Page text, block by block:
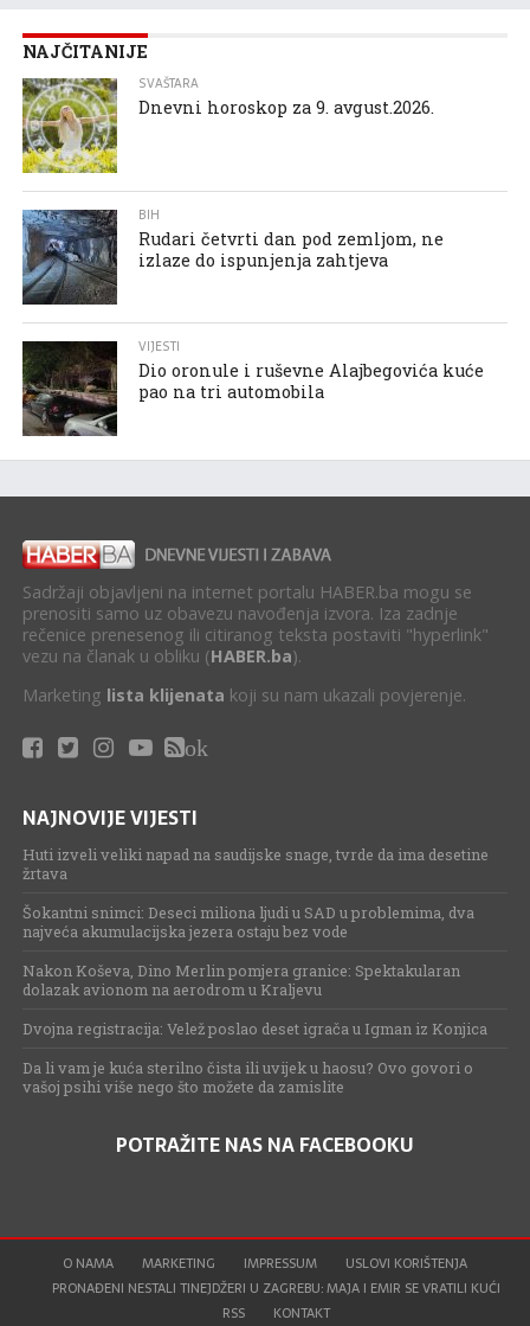
NAJČITANIJE
SVAŠTARA
Dnevni horoskop za 9. avgust.2026.
BIH
Rudari četvrti dan pod zemljom, ne
izlaze do ispunjenja zahtjeva
VIJESTI
Dio oronule i ruševne Alajbegovića kuće
pao na tri automobila
Sadržaji objavljeni na internet portalu HABER.ba mogu se
prenositi samo uz obavezu navođenja izvora. Iza zadnje
rečenice prenesenog ili citiranog teksta postaviti "hyperlink"
vezu na članak u obliku (HABER.ba).
Marketing lista klijenata koji su nam ukazali povjerenje.
ok
NAJNOVIJE VIJESTI
Huti izveli veliki napad na saudijske snage, tvrde da ima desetine
žrtava
Šokantni snimci: Deseci miliona ljudi u SAD u problemima, dva
najveća akumulacijska jezera ostaju bez vode
Nakon Koševa, Dino Merlin pomjera granice: Spektakularan
dolazak avionom na aerodrom u Kraljevu
Dvojna registracija: Velež poslao deset igrača u Igman iz Konjica
Da li vam je kuća sterilno čista ili uvijek u haosu? Ovo govori o
vašoj psihi više nego što možete da zamislite
POTRAŽITE NAS NA FACEBOOKU
O NAMA MARKETING IMPRESSUM
USLOVI KORIŠTENJA
PRONAĐENI NESTALI TINEJDŽERI U ZAGREBU: MAJA I EMIR SE VRATILI KUĆI
RSS
KONTAKT